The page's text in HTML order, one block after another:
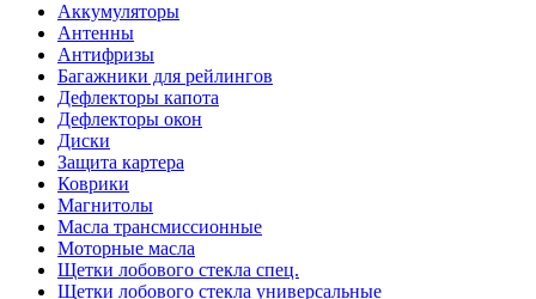
Аккумуляторы
Антенны
Антифризы
Багажники для рейлингов
Дефлекторы капота
Дефлекторы окон
Диски
Защита картера
Коврики
Магнитолы
Масла трансмиссионные
Моторные масла
Щетки лобового стекла спец.
Щетки лобового стекла универсальные